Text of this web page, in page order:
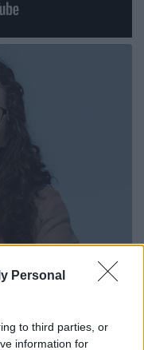
Personal
to third parties, or
information for